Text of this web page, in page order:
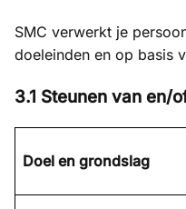
SMC verwerkt je
doeleinden en op basis
3.1 Steunen van en/
Doel en grondslag